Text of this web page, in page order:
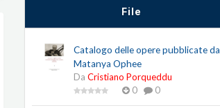
File
Catalogo delle opere pubblicate da
Matanya Ophee
Da Cristiano Porqueddu
0
0